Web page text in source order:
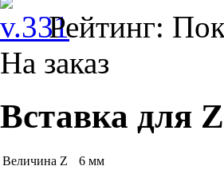
Рейтинг:
На заказ
Вставка для
Величина Z
6 мм